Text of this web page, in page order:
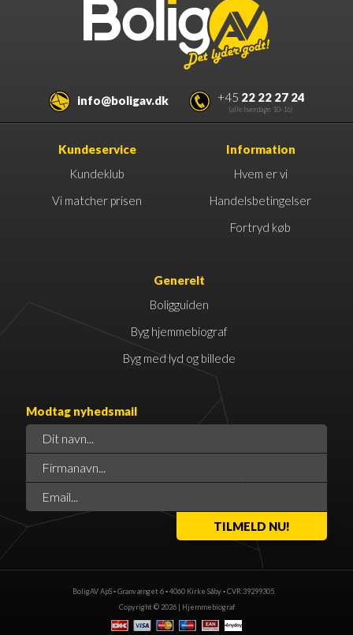
info@boligav.dk +45 22 22 27 24
(alle hverdage 10-16)
Kundeservice
Kundeklub
Vi matcher prisen
Information
Hvem er vi
Handelsbetingelser
Fortryd køb
Generelt
Boligguiden
Byg hjemmebiograf
Byg med lyd og billede
Modtag nyhedsmail
BoligAV ApS ▪ Granvænget 6 ▪ 4060 Kirke Såby ▪ CVR:39299305
Copyright © 2026 | Hjemmebiograf